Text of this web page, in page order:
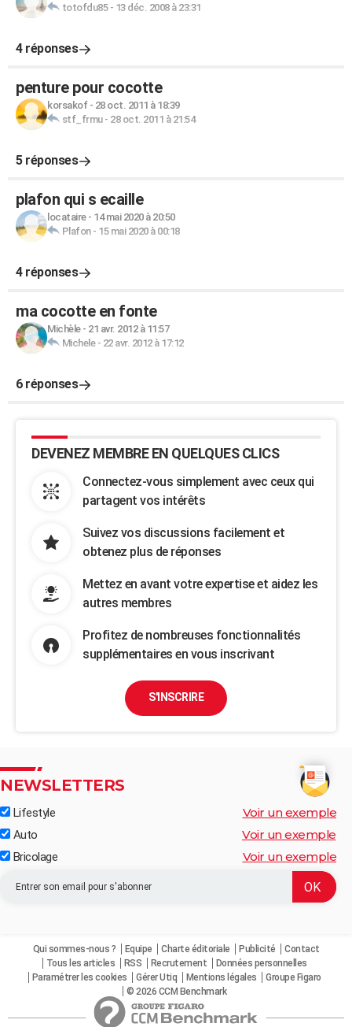
totofdu85- 13 déc. 2008 à 23:31
4 réponses
penture pour cocotte
korsakof- 28 oct. 2011 à 18:39
stf_frmu- 28 oct. 2011 à 21:54
5 réponses
plafon qui s ecaille
locataire- 14 mai 2020 à 20:50
Plafon- 15 mai 2020 à 00:18
4 réponses
ma cocotte en fonte
Michèle- 21 avr. 2012 à 11:57
Michele- 22 avr. 2012 à 17:12
6 réponses
DEVENEZ MEMBRE EN QUELQUES CLICS
Connectez-vous simplement avec ceux qui
partagent vos intérêts
Suivez vos discussions facilement et
obtenez plus de réponses
Mettez en avant votre expertise et aidez les
autres membres
Profitez de nombreuses fonctionnalités
supplémentaires en vous inscrivant
S'INSCRIRE
NEWSLETTERS
Lifestyle Voir un exemple
Auto Voir un exemple
Bricolage Voir un exemple
Qui sommes-nous ? Equipe Charte éditoriale Publicité
Contact
Tous les articles
RSS Recrutement
Données personnelles
Paramétrer les cookies
Gérer Utiq Mentions légales
Groupe Figaro
© 2026 CCM Benchmark